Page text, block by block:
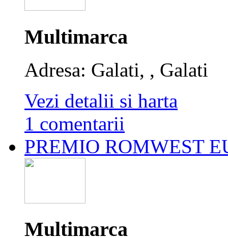
Multimarca
Adresa: Galati, , Galati
Vezi detalii si harta
1 comentarii
PREMIO ROMWEST
Multimarca